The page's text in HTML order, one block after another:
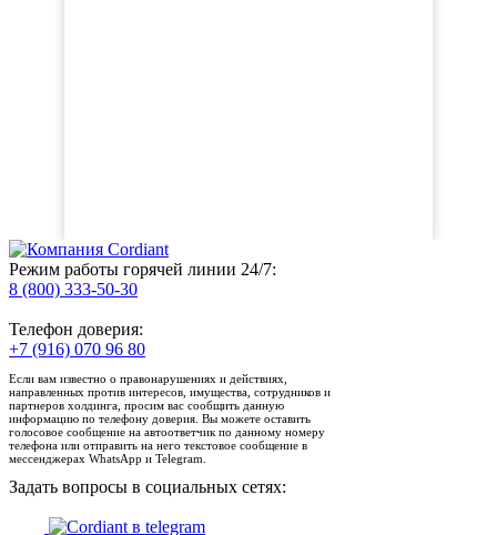
Режим работы горячей линии 24/7:
8 (800) 333-50-30
Телефон доверия:
+7 (916) 070 96 80
Если вам известно о правонарушениях и действиях,
направленных против интересов, имущества, сотрудников и
партнеров холдинга, просим вас сообщить данную
информацию по телефону доверия. Вы можете оставить
голосовое сообщение на автоответчик по данному номеру
телефона или отправить на него текстовое сообщение в
мессенджерах WhatsApp и Telegram.
Задать вопросы в социальных сетях: